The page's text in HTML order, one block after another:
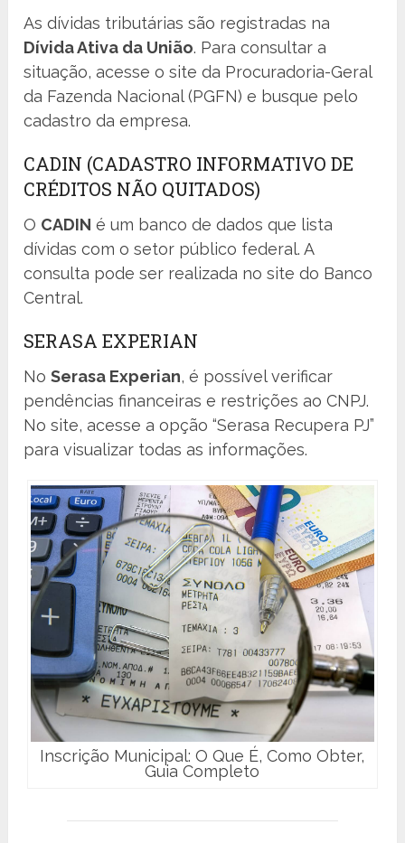
As dívidas tributárias são registradas na
Dívida Ativa da União. Para consultar a
situação, acesse o site da Procuradoria-Geral
da Fazenda Nacional (PGFN) e busque pelo
cadastro da empresa.
CADIN (CADASTRO INFORMATIVO DE
CRÉDITOS NÃO QUITADOS)
O CADIN é um banco de dados que lista
dívidas com o setor público federal. A
consulta pode ser realizada no site do Banco
Central.
SERASA EXPERIAN
NoSerasa Experian, é possível verificar
pendências financeiras e restrições ao CNPJ.
No site, acesse a opção “Serasa Recupera PJ”
para visualizar todas as informações.
Inscrição Municipal: O Que É, Como Obter,
Guia Completo